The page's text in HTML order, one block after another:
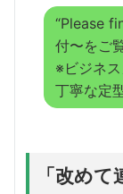
“Please
付〜をご
※ビジネ
丁寧な定
「改め